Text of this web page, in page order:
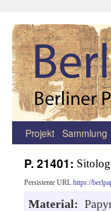
Zum
springen
Projekt Sammlung
P. 21401:
Persistente URL https://
Material: